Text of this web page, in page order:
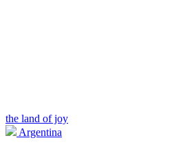
the land of joy
Argentina